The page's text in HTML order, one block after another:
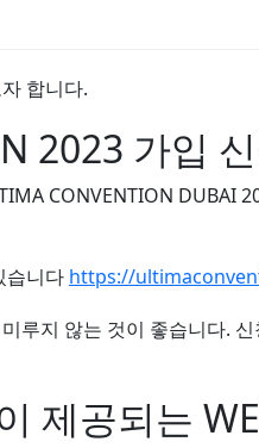
합니다.
2023 가입
CONVENTION DUBAI
습니다 https://
루지 않는 것이 좋습니다.
제공되는